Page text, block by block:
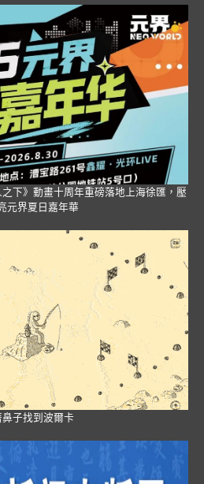
下》動畫十周年重磅落地上海徐匯，壓
元界夏日嘉年華
鼻子找到波爾卡